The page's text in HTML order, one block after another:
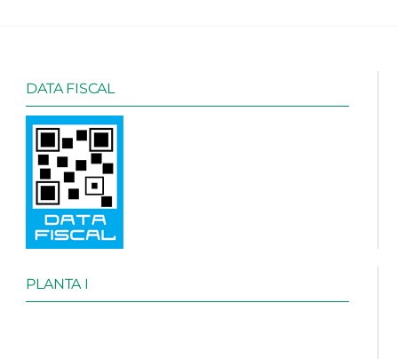
DATA FISCAL
PLANTA I